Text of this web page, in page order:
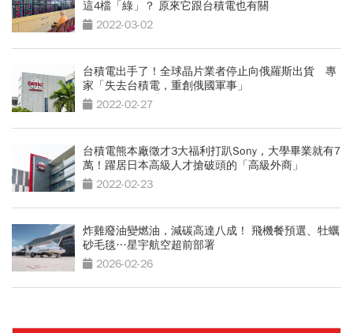
這4檔「綠」？ 原來它跟台積電也有關
2022-03-02
台積電出手了！全球晶片業者停止向俄羅斯出貨 專
家「失去台積電，重創俄國軍事」
2022-02-27
台積電熊本廠徵才3大福利打趴Sony，大學畢業就有7
萬！躍居日本高級人才搶破頭的「高級外商」
2022-02-23
炸雞廢油變燃油，減碳高達八成！ 飛機餐預選、牡蠣
砂毛毯…星宇航空超前部署
2026-02-26